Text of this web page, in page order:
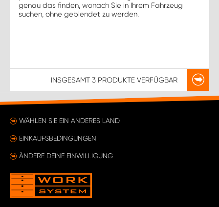
genau das finden, wonach Sie in Ihrem Fahrzeug
suchen, ohne geblendet zu werden.
INSGESAMT 3 PRODUKTE VERFÜGBAR
WÄHLEN SIE EIN ANDERES LAND
EINKAUFSBEDINGUNGEN
ÄNDERE DEINE EINWILLIGUNG